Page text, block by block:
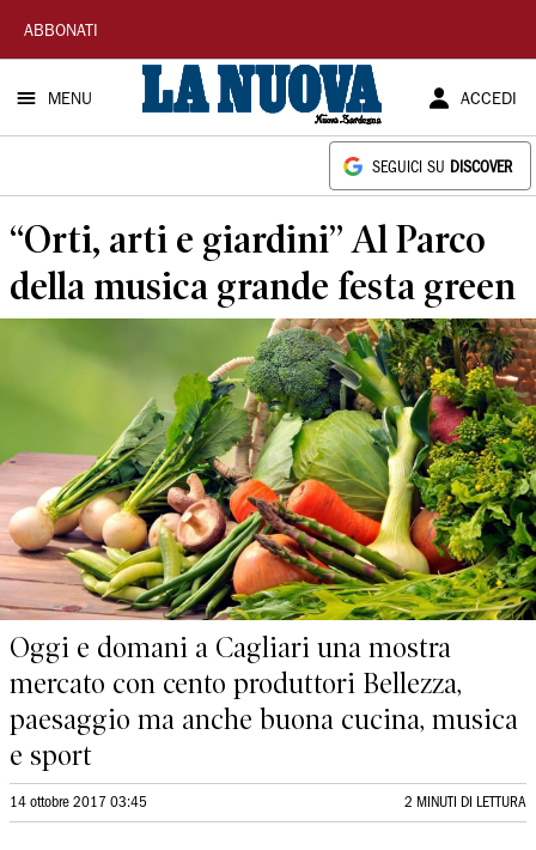
La
Nuova
Sardegna
ABBONATI
MENU ACCEDI
SEGUICI SU DISCOVER
“Orti, arti e giardini” Al Parco
della musica grande festa green
Oggi e domani a Cagliari una mostra
mercato con cento produttori Bellezza,
paesaggio ma anche buona cucina, musica
e sport
14 ottobre 2017 03:45 2 MINUTI DI LETTURA